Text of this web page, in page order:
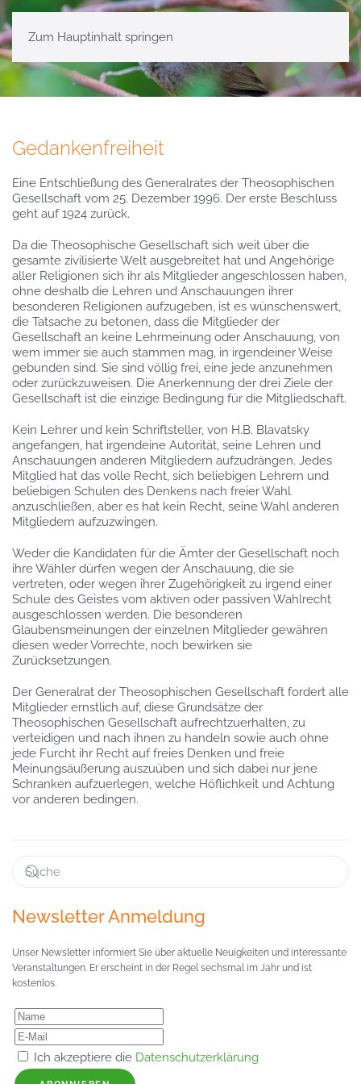
Zum Hauptinhalt springen
Gedankenfreiheit
Eine Entschließung des Generalrates der Theosophischen
Gesellschaft vom 25. Dezember 1996. Der erste Beschluss
geht auf 1924 zurück.
Da die Theosophische Gesellschaft sich weit über die
gesamte zivilisierte Welt ausgebreitet hat und Angehörige
aller Religionen sich ihr als Mitglieder angeschlossen haben,
ohne deshalb die Lehren und Anschauungen ihrer
besonderen Religionen aufzugeben, ist es wünschenswert,
die Tatsache zu betonen, dass die Mitglieder der
Gesellschaft an keine Lehrmeinung oder Anschauung, von
wem immer sie auch stammen mag, in irgendeiner Weise
gebunden sind. Sie sind völlig frei, eine jede anzunehmen
oder zurückzuweisen. Die Anerkennung der drei Ziele der
Gesellschaft ist die einzige Bedingung für die Mitgliedschaft.
Kein Lehrer und kein Schriftsteller, von H.B. Blavatsky
angefangen, hat irgendeine Autorität, seine Lehren und
Anschauungen anderen Mitgliedern aufzudrängen. Jedes
Mitglied hat das volle Recht, sich beliebigen Lehrern und
beliebigen Schulen des Denkens nach freier Wahl
anzuschließen, aber es hat kein Recht, seine Wahl anderen
Mitgliedern aufzuzwingen.
Weder die Kandidaten für die Ämter der Gesellschaft noch
ihre Wähler dürfen wegen der Anschauung, die sie
vertreten, oder wegen ihrer Zugehörigkeit zu irgend einer
Schule des Geistes vom aktiven oder passiven Wahlrecht
ausgeschlossen werden. Die besonderen
Glaubensmeinungen der einzelnen Mitglieder gewähren
diesen weder Vorrechte, noch bewirken sie
Zurücksetzungen.
Der Generalrat der Theosophischen Gesellschaft fordert alle
Mitglieder ernstlich auf, diese Grundsätze der
Theosophischen Gesellschaft aufrechtzuerhalten, zu
verteidigen und nach ihnen zu handeln sowie auch ohne
jede Furcht ihr Recht auf freies Denken und freie
Meinungsäußerung auszuüben und sich dabei nur jene
Schranken aufzuerlegen, welche Höflichkeit und Achtung
vor anderen bedingen.
Newsletter Anmeldung
Unser Newsletter informiert Sie über aktuelle Neuigkeiten und interessante
Veranstaltungen. Er erscheint in der Regel sechsmal im Jahr und ist
kostenlos.
Ich akzeptiere die Datenschutzerklärung